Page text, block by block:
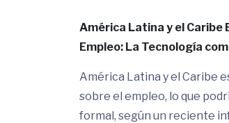
América Latina y el Caribe
Empleo: La Tecnología
América Latina y el Caribe
sobre el empleo, lo que
formal, según un reciente